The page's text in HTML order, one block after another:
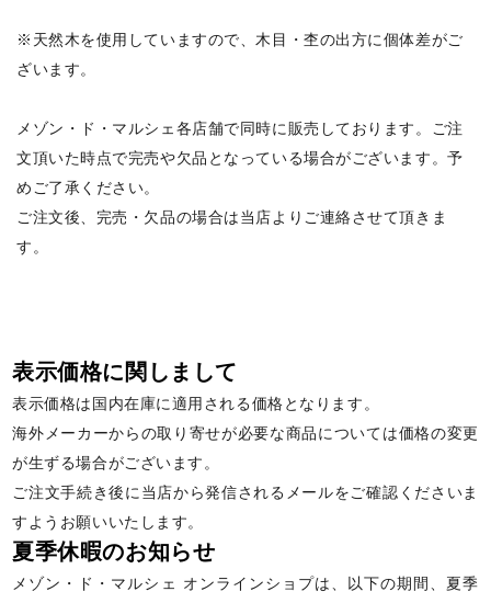
※天然木を使用していますので、木目・杢の出方に個体差がご
ざいます。
メゾン・ド・マルシェ各店舗で同時に販売しております。ご注
文頂いた時点で完売や欠品となっている場合がございます。予
めご了承ください。
ご注文後、完売・欠品の場合は当店よりご連絡させて頂きま
す。
表示価格に関しまして
表示価格は国内在庫に適用される価格となります。
海外メーカーからの取り寄せが必要な商品については価格の変更
が生ずる場合がございます。
ご注文手続き後に当店から発信されるメールをご確認くださいま
すようお願いいたします。
夏季休暇のお知らせ
メゾン・ド・マルシェ オンラインショプは、以下の期間、夏季